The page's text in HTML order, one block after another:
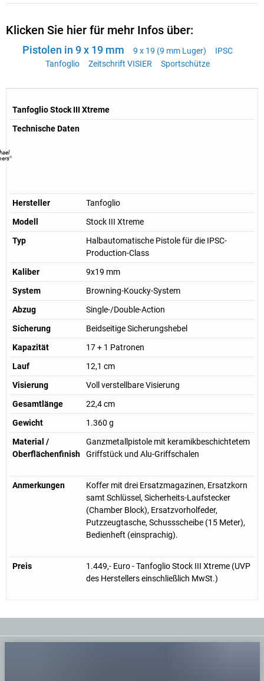
Klicken Sie hier für mehr Infos über:
Pistolen in 9 x 19 mm 9 x 19 (9 mm Luger)
IPSC
Tanfoglio
Zeitschrift VISIER Sportschütze
Tanfoglio Stock III Xtreme
Technische Daten
Hersteller
Tanfoglio
Modell
Stock III Xtreme
Typ
Halbautomatische Pistole für die IPSC-
Production-Class
Kaliber
9x19 mm
System
Browning-Koucky-System
Abzug
Single-/Double-Action
Sicherung
Beidseitige Sicherungshebel
Kapazität
17 + 1 Patronen
Lauf
12,1 cm
Visierung
Voll verstellbare Visierung
Gesamtlänge
22,4 cm
Gewicht
1.360 g
Material /
Oberflächenfinish
Ganzmetallpistole mit keramikbeschichtetem
Griffstück und Alu-Griffschalen
Anmerkungen
Koffer mit drei Ersatzmagazinen, Ersatzkorn
samt Schlüssel, Sicherheits-Laufstecker
(Chamber Block), Ersatzvorholfeder,
Putzzeugtasche, Schussscheibe (15 Meter),
Bedienheft (einsprachig).
Preis
1.449,- Euro - Tanfoglio Stock III Xtreme (UVP
des Herstellers einschließlich MwSt.)